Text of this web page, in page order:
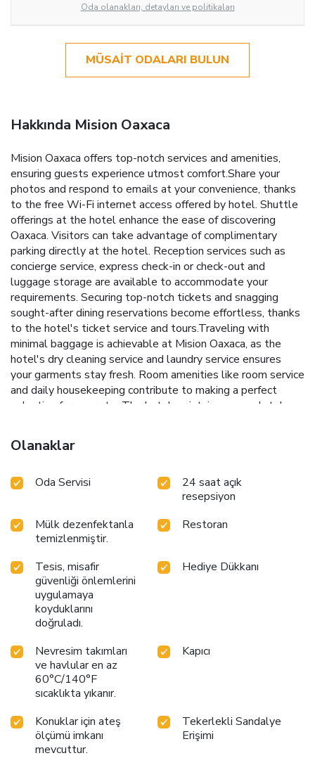
Oda olanakları, detayları ve politikaları
MÜSAIT ODALARI BULUN
Hakkında Mision Oaxaca
Mision Oaxaca offers top-notch services and amenities,
ensuring guests experience utmost comfort.Share your
photos and respond to emails at your convenience, thanks
to the free Wi-Fi internet access offered by hotel. Shuttle
offerings at the hotel enhance the ease of discovering
Oaxaca. Visitors can take advantage of complimentary
parking directly at the hotel. Reception services such as
concierge service, express check-in or check-out and
luggage storage are available to accommodate your
requirements. Securing top-notch tickets and snagging
sought-after dining reservations become effortless, thanks
to the hotel's ticket service and tours.Traveling with
minimal baggage is achievable at Mision Oaxaca, as the
hotel's dry cleaning service and laundry service ensures
your garments stay fresh. Room amenities like room service
and daily housekeeping contribute to making a perfect
selection for your stay.The hotel maintains a completely
Should you prefer not to venture out for a meal, the
enticing culinary choices at hotel are always available for
your fellow travelers just a short distance away, at hotel's
bar.Mision Oaxaca provides a superb assortment of leisure
yourself in the invigorating waters of the pool, perfect for a
rejuvenating plunge or a series of revitalizing laps.
Olanaklar
Oda Servisi
24 saat açık
resepsiyon
Mülk dezenfektanla
temizlenmiştir.
Restoran
Tesis, misafir
güvenliği önlemlerini
uygulamaya
koyduklarını
doğruladı.
Hediye Dükkanı
Nevresim takımları
ve havlular en az
60°C/140°F
sıcaklıkta yıkanır.
Kapıcı
Konuklar için ateş
ölçümü imkanı
mevcuttur.
Tekerlekli Sandalye
Erişimi